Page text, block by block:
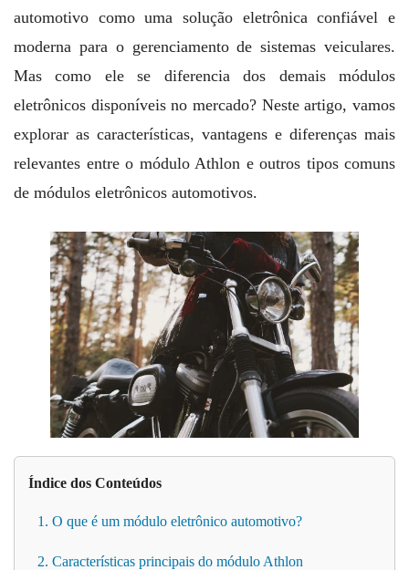
automotivo como uma solução eletrônica confiável e
moderna para o gerenciamento de sistemas veiculares.
Mas como ele se diferencia dos demais módulos
eletrônicos disponíveis no mercado? Neste artigo, vamos
explorar as características, vantagens e diferenças mais
relevantes entre o módulo Athlon e outros tipos comuns
de módulos eletrônicos automotivos.
Índice dos Conteúdos
1. O que é um módulo eletrônico automotivo?
2. Características principais do módulo Athlon